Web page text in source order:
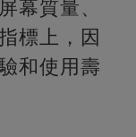
幕質量、
標上，因
和使用壽